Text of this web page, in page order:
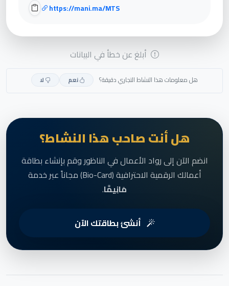
https://mani.ma/MTS
أبلغ عن خطأ في البيانات
هل معلومات هذا النشاط التجاري دقيقة؟ نعم لا
هل أنت صاحب هذا النشاط؟
انضم الآن إلى رواد الأعمال في الناظور وقم بإنشاء بطاقة
أعمالك الرقمية الاحترافية (Bio-Card) مجاناً عبر خدمة
مَانِيمَّا.
أنشئ بطاقتك الآن